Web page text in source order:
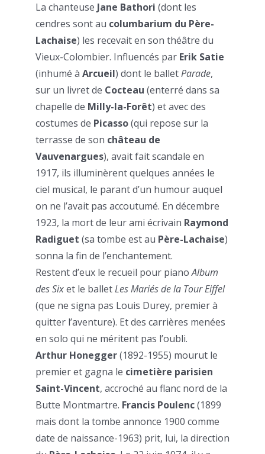
La chanteuse Jane Bathori (dont les
cendres sont au columbarium du Père-
Lachaise) les recevait en son théâtre du
Vieux-Colombier. Influencés par Erik Satie
(inhumé à Arcueil) dont le balletParade,
sur un livret de Cocteau (enterré dans sa
chapelle de Milly-la-Forêt) et avec des
costumes de Picasso(qui repose sur la
terrasse de son château de
Vauvenargues), avait fait scandale en
1917, ils illuminèrent quelques années le
ciel musical, le parant d’un humour auquel
on ne l’avait pas accoutumé. En décembre
1923, la mort de leur ami écrivain Raymond
Radiguet (sa tombe est au Père-Lachaise)
sonna la fin de l’enchantement.
Restent d’eux le recueil pour pianoAlbum
des Sixet le balletLes Mariés de la Tour Eiffel
(que ne signa pas Louis Durey, premier à
quitter l’aventure). Et des carrières menées
en solo qui ne méritent pas l’oubli.
Arthur Honegger(1892-1955) mourut le
premier et gagna le cimetière parisien
Saint-Vincent, accroché au flanc nord de la
Butte Montmartre. Francis Poulenc(1899
mais dont la tombe annonce 1900 comme
date de naissance-1963) prit, lui, la direction